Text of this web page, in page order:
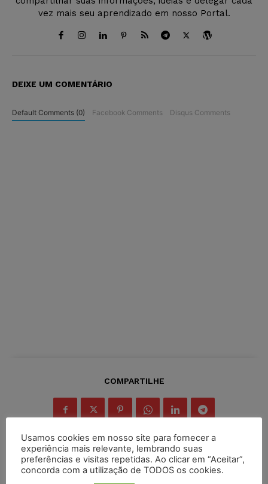
vez mais seu aprendizado em nosso Portal.
DEIXE UM COMENTÁRIO
Default Comments (0) Facebook Comments Disqus Comments
COMPARTILHE
Inscreva-se
Usamos cookies em nosso site para fornecer a
experiência mais relevante, lembrando suas
preferências e visitas repetidas. Ao clicar em “Aceitar”,
concorda com a utilização de TODOS os cookies.